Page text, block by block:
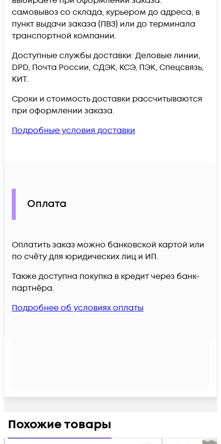
самовывоз со склада, курьером до адреса, в
пункт выдачи заказа (ПВЗ) или до терминала
транспортной компании.
Доступные службы доставки: Деловые линии,
DPD, Почта России, СДЭК, КСЭ, ПЭК, Спецсвязь,
КИТ.
Сроки и стоимость доставки рассчитываются
при оформлении заказа.
Подробные условия доставки
Оплата
Оплатить заказ можно банковской картой или
по счёту для юридических лиц и ИП.
Также доступна покупка в кредит через банк-
партнёра.
Подробнее об условиях оплаты
Похожие товары